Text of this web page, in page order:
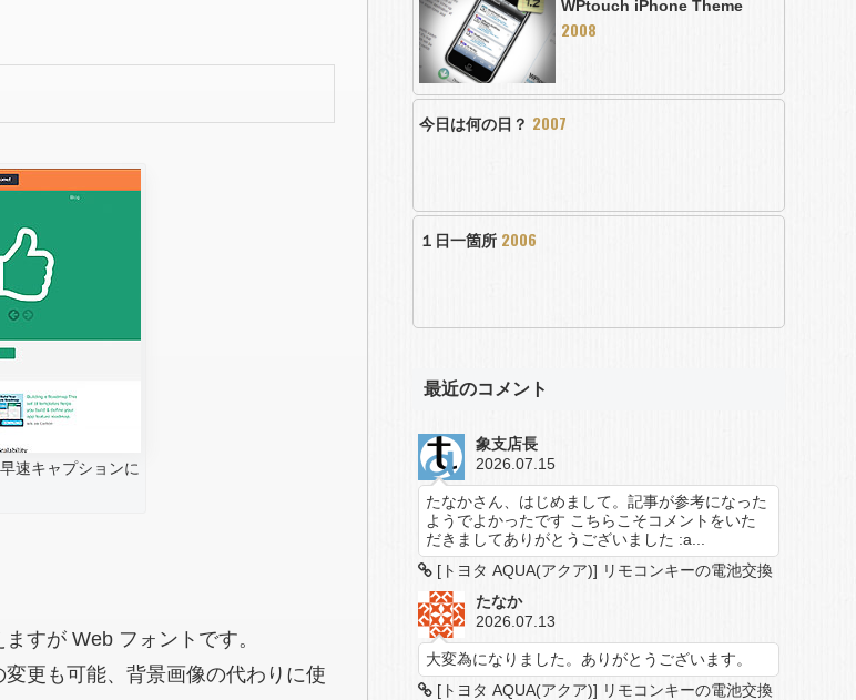
速キャプションに
すが Web フォントです。
更も可能、背景画像の代わりに使
WPtouch iPhone Theme
2008
今日は何の日？ 2007
１日一箇所 2006
最近のコメント
象支店長
2026.07.15
たなかさん、はじめまして。記事が参考になった
ようでよかったです こちらこそコメントをいた
だきましてありがとうございました :a...
[トヨタ AQUA(アクア)] リモコンキーの電池交換
たなか
2026.07.13
大変為になりました。ありがとうございます。
[トヨタ AQUA(アクア)] リモコンキーの電池交換